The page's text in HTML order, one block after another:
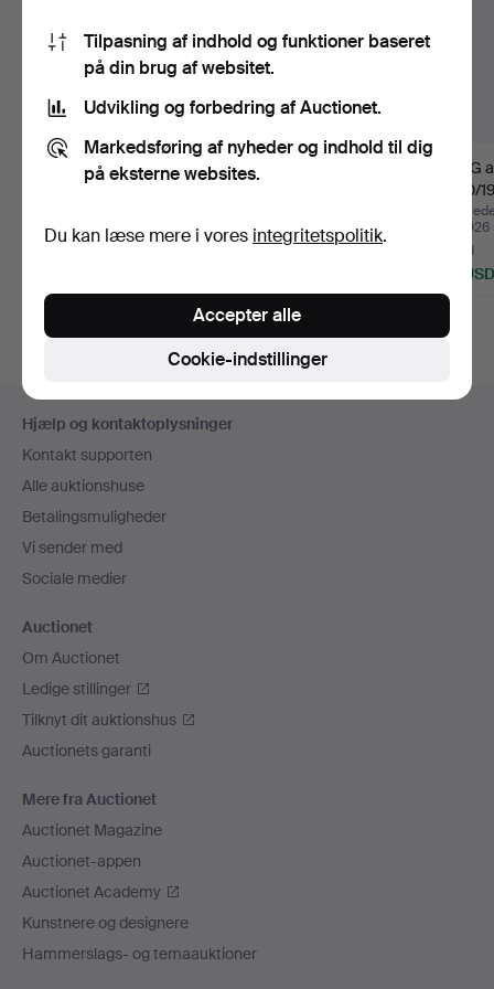
STOP Norge, 1800-
jul 2026
ROCKHOVED rigt
jul 2026
TRÅG
1800/
jul 2026
5 bud
43 USD
Sidefodsnavigation
Hjælp og kontaktoplysninger
Kontakt supporten
Alle auktionshuse
Betalingsmuligheder
Vi sender med
Sociale medier
Auctionet
Om Auctionet
Ledige stillinger
Tilknyt dit auktionshus
Auctionets garanti
Mere fra Auctionet
Auctionet Magazine
Auctionet-appen
Auctionet Academy
Kunstnere og designere
Hammerslags- og temaauktioner
Tilpasning af indhold og funktioner baseret
på din brug af websitet.
Udvikling og forbedring af Auctionet.
Markedsføring af nyheder og indhold til dig
på eksterne websites.
Du kan læse mere i vores integritetspolitik.
Cookie-indstillinger
Accepter alle